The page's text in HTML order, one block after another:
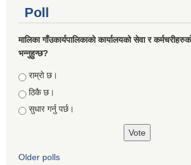
Poll
मालिका गाँउकार्यपालिकाको कार्यालयको सेवा र
भन्नुहुन्छ?
Choices
राम्रो छ।
ठिकै छ।
सुधार गर्नु पर्छ।
Older polls